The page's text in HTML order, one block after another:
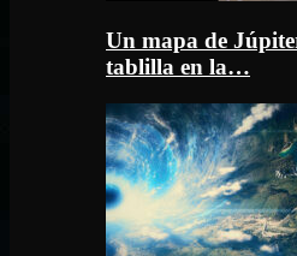
Un mapa de
tablilla en la…